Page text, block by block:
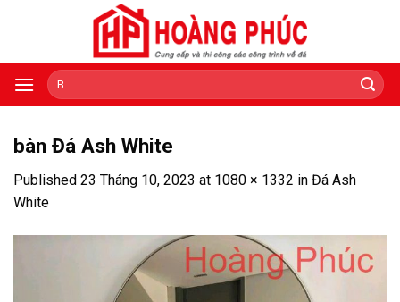
Tìm
kiếm:
bàn Đá Ash White
Published 23 Tháng 10, 2023 at 1080 × 1332 in Đá Ash
White